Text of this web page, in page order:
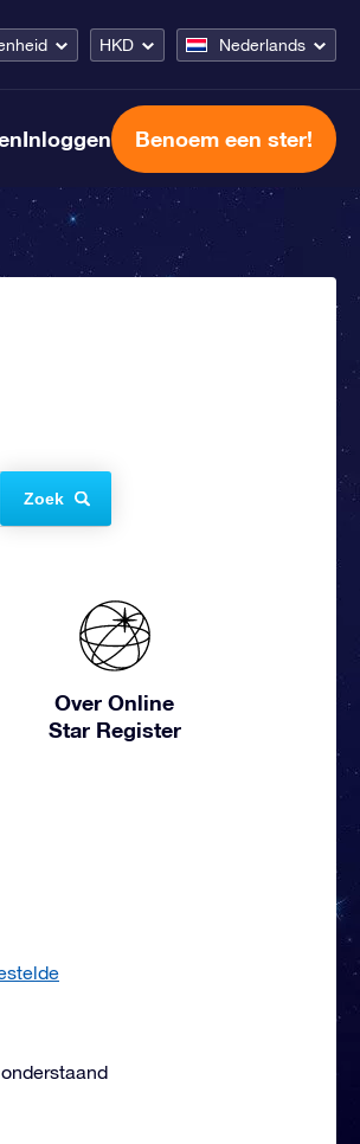
HKD Nederlands
Inloggen Benoem een ster!
Zoek
Over Online
Star Register